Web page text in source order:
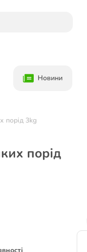
Новини
порід 3kg
порід